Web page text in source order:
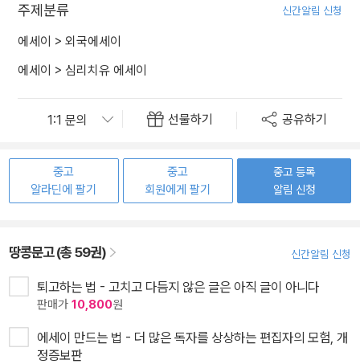
주제분류 신간알림 신청
에세이 > 외국에세이
에세이 > 심리치유 에세이
선물하기 공유하기
중고
알라딘에 팔기
중고
회원에게 팔기
중고 등록
알림 신청
땅콩문고 (총 59권) 신간알림 신청
퇴고하는 법 - 고치고 다듬지 않은 글은 아직 글이 아니다
판매가 10,800원
에세이 만드는 법 - 더 많은 독자를 상상하는 편집자의 모험, 개
정증보판